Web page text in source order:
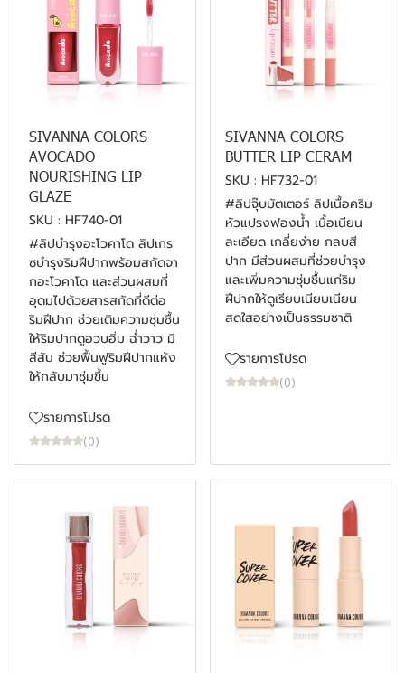
SIVANNA COLORS
AVOCADO
NOURISHING LIP
GLAZE
SKU : HF740-01
#ลิปบำรุงอะโวคาโด ลิปเกร
ซบำรุงริมฝีปากพร้อมสกัดจา
กอะโวคาโด และส่วนผสมที่
อุดมไปด้วยสารสกัดที่ดีต่อ
ริมฝีปาก ช่วยเติมความชุ่มชื้น
ให้ริมปากดูอวบอิ่ม ฉ่ำวาว มี
สีสัน ช่วยฟื้นฟูริมฝีปากแห้ง
ให้กลับมาชุ่มขึ้น
รายการโปรด
(0)
SIVANNA COLORS
BUTTER LIP CERAM
SKU : HF732-01
#ลิปจุ๊บบัตเตอร์ ลิปเนื้อครีม
หัวแปรงฟองน้ำ เนื้อเนียน
ละเอียด เกลี่ยง่าย กลบสี
ปาก มีส่วนผสมที่ช่วยบำรุง
และเพิ่มความชุ่มชื้นแก่ริม
ฝีปากให้ดูเรียบเนียบเนียน
สดใสอย่างเป็นธรรมชาติ
รายการโปรด
(0)